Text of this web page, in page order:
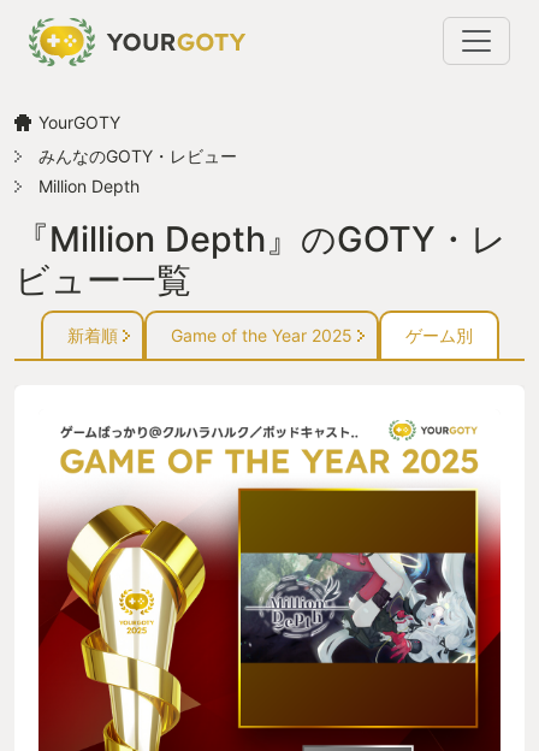
YourGOTY
みんなのGOTY・レビュー
Million Depth
『Million Depth』のGOTY・レ
ビュー一覧
新着順 Game of the Year 2025 ゲーム別